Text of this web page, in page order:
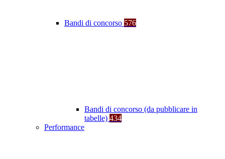
Bandi di concorso 576
Bandi di concorso (da pubblicare in
tabelle) 434
Performance